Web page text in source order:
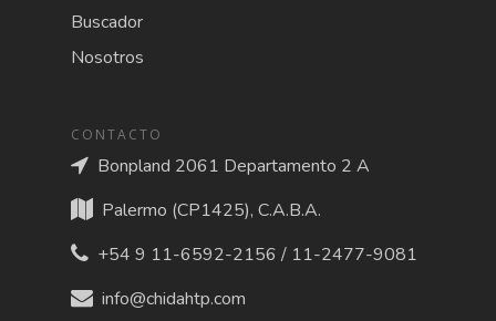
Buscador
Nosotros
CONTACTO
Bonpland 2061 Departamento 2 A
Palermo (CP1425), C.A.B.A.
+54 9 11-6592-2156 / 11-2477-9081
info@chidahtp.com